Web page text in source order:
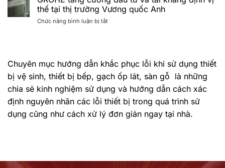
ĐẲNG
–
2026
CHUẨN
SPA”
khép
bốc
thăm
trúng
thưởng
thành
công
7/2026
làm
nhà
vệ
hay
không?
thế tại thị trường Vương quốc Anh
Chức năng bình luận bị tắtở
tư
và
tái
khẳng
định
vị
thế
Chuyên mục hướng dẫn khắc phục lỗi khi sử dụng thiết
bị vệ sinh, thiết bị bếp, gạch ốp lát, sàn gỗ là những
chia sẻ kinh nghiệm sử dụng và hướng dẫn cách xác
định nguyên nhân các lỗi thiết bị trong quá trình sử
dụng cũng như cách xử lý đơn giản ngay tại nhà.